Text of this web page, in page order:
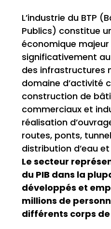
L’industrie du BTP
Publics) constitue
économique
significativement
des infrastructures
domaine d’activité
construction de
commerciaux et
réalisation
routes, ponts,
distribution d’eau
Le secteur
du PIB dans la
développés et
millions de
différents corps